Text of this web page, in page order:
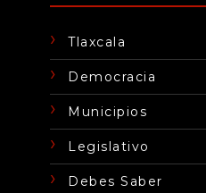
Tlaxcala
Democracia
Municipios
Legislativo
Debes Saber